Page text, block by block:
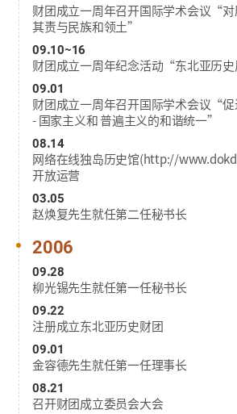
财团成立一周年召开国际学术会议“
其责与民族和领土”
09.10~16
财团成立一周年纪念活动“东北亚历史
09.01
财团成立一周年召开国际学术会议“
- 国家主义和普遍主义的和谐统一”
08.14
网络在线独岛历史馆(http://
开放运营
03.05
赵焕复先生就任第二任秘书长
2006
09.28
柳光锡先生就任第一任秘书长
09.22
注册成立东北亚历史财团
09.01
金容德先生就任第一任理事长
08.21
召开财团成立委员会大会